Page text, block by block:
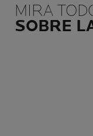
MIRA
SOBRE